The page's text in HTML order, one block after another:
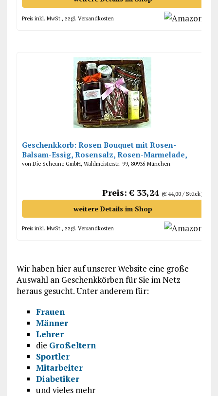
Preis inkl. MwSt., zzgl. Versandkosten
Geschenkkorb: Rosen Bouquet mit Rosen-
Balsam-Essig, Rosensalz, Rosen-Marmelade,
Schokolade mit Rosenblüten
von Die Scheune GmbH, Waldmeisterstr. 99, 80935 München
Preis: € 33,24 (€ 44,00 / Stück)
weitere Details im Shop
Preis inkl. MwSt., zzgl. Versandkosten
Wir haben hier auf unserer Website eine große
Auswahl an Geschenkkörben für Sie im Netz
heraus gesucht. Unter anderem für:
Frauen
Männer
Lehrer
die Großeltern
Sportler
Mitarbeiter
Diabetiker
und vieles mehr